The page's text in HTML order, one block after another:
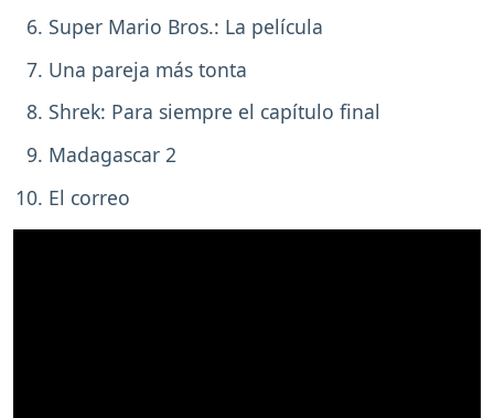
Super Mario Bros.: La película
Una pareja más tonta
Shrek: Para siempre el capítulo final
Madagascar 2
El correo